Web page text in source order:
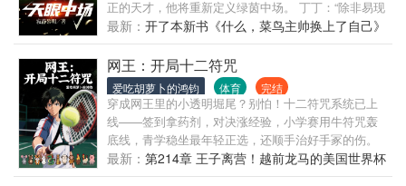
赛中扑出五颗点球的？ 陆阳：这就要从我抽中圣托尔
多的时刻卡说起了…… 陆阳：好了，你问了我这么
多，现在该我问你了。你有没有觉得，巴伊扎米那小
子长得很像忍者神龟和魔人布欧？ 巴伊扎米：陆哥，
你这是在骂我长得丑？ 陆阳：别瞎说，这是我们那里
对年轻前锋最大的褒奖！ 【书友群关心来聊：
725497461】
正的天才，他将重新定义绿茵中场。 丁丁：“除非易现
在挂靴，否则我没有资格和他竞争世界第一中场。” 梅
西：“易是现役最强的中场球员，毫无疑问，球场上任
何空间都逃不过他的眼睛。” C罗：“和易一起踢球，你
需要做的只是往球门方向不停奔跑。” 齐达内：“易是
我见过最优秀的中场大师，即便在我的时代。” 巴托梅
乌：“必须承认，错过易是我们最大的失误，否则我们
本该开创比哈维更伟大的中场时代。” 易哲：让我来告
诉你们什么是最强中场—— 开天眼，我为王！视野之
内，皆为领域！射程之内，使命必达！
最新： 开了本新书《什么，菜鸟主帅换上了自己》
网王：开局十二符咒
爱吃胡萝卜的鸿钧 体育 完结
穿成网王里的小透明堀尾？别怕！十二符咒系统已上
线——签到拿药剂，对决涨经验，小学赛用牛符咒轰
底线，青学稳坐最年轻正选，还顺手治好手冢的伤。
从U17打到世界赛，最后能不能凭圣主之力干翻南次
郎，登顶网球之神？
最新： 第214章 王子离营！越前龙马的美国世界杯
之路